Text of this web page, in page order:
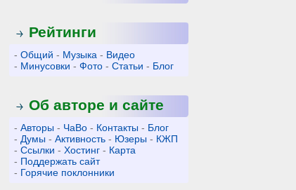
Рейтинги
-Общий - Музыка - Видео
- Минусовки -Фото -Статьи - Блог
Об авторе и сайте
-Авторы - ЧаВо - Контакты - Блог
- Думы -Активность - Юзеры - КЖП
-Ссылки -Хостинг - Карта
- Поддержать сайт
- Горячие поклонники